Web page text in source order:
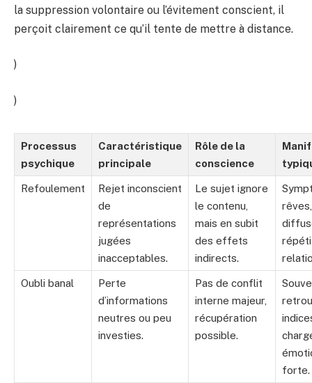
la suppression volontaire ou l’évitement conscient, il
perçoit clairement ce qu’il tente de mettre à distance.
)
)
Processus
psychique
Caractéristique
principale
Rôle de la
conscience
Refoulement
Rejet inconscient
de
représentations
jugées
inacceptables.
Le sujet ignore
le contenu,
mais en subit
des effets
indirects.
Oubli banal
Perte
d’informations
neutres ou peu
investies.
Pas de conflit
interne majeur,
récupération
possible.
forte.